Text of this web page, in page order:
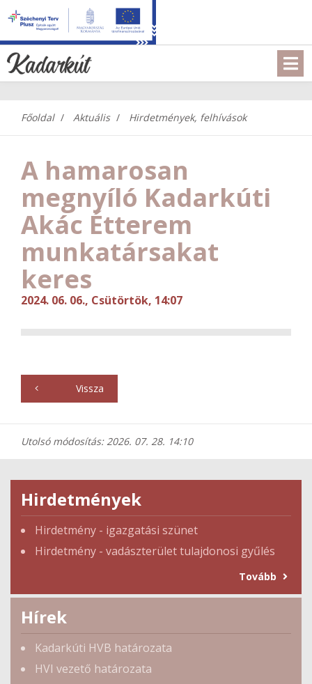
Főoldal Aktuális Hirdetmények, felhívások
A hamarosan
megnyíló Kadarkúti
Akác Étterem
munkatársakat
keres
2024. 06. 06., Csütörtök, 14:07
Vissza
Utolsó módosítás: 2026. 07. 28. 14:10
Hirdetmények
Hirdetmény - igazgatási szünet
Hirdetmény - vadászterület tulajdonosi gyűlés
Tovább
Hírek
Kadarkúti HVB határozata
HVI vezető határozata